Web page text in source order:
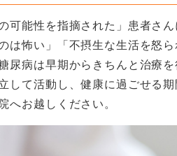
可能性を指摘された」患者さ
は怖い」「不摂生な生活を怒
尿病は早期からきちんと治療
して活動し、健康に過ごせる
へお越しください。